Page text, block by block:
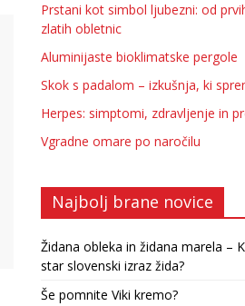
Prstani kot simbol ljubezni: od
zlatih obletnic
Aluminijaste bioklimatske pergole
Skok s padalom – izkušnja, ki
Herpes: simptomi, zdravljenje in
Vgradne omare po naročilu
Najbolj brane novice
Židana obleka in židana marela –
star slovenski izraz žida?
Še pomnite Viki kremo?